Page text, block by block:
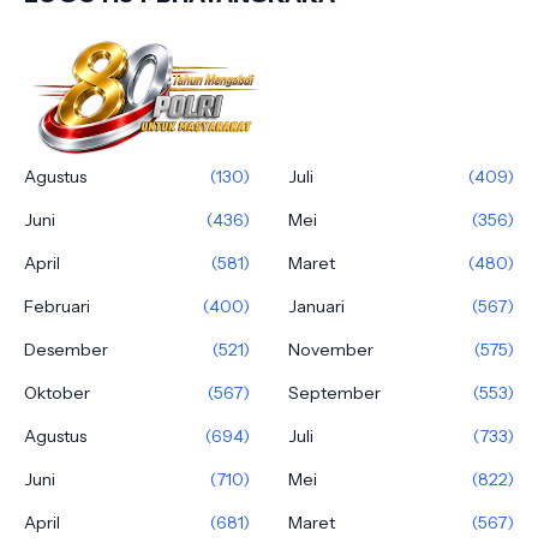
Agustus (130) Juli
(409)
Juni
(436) Mei
(356)
April
(581) Maret
(480)
Februari
(400) Januari
(567)
Desember
(521) November
(575)
Oktober
(567) September
(553)
Agustus
(694) Juli
(733)
Juni
(710) Mei
(822)
April
(681) Maret
(567)